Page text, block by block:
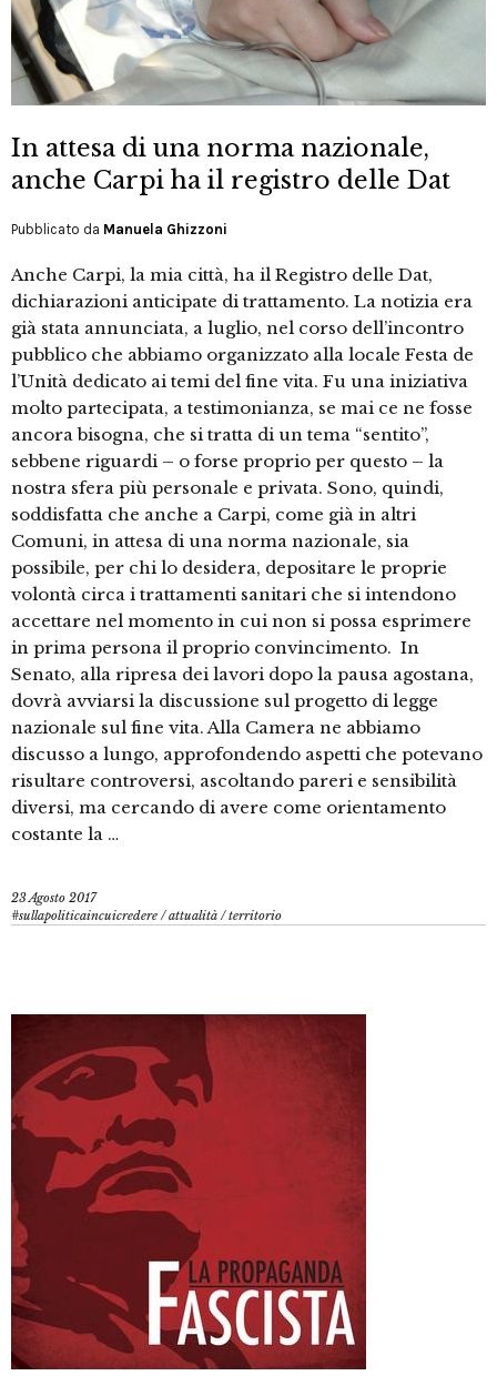
In attesa di una norma nazionale,
anche Carpi ha il registro delle Dat
Pubblicato da Manuela Ghizzoni
Anche Carpi, la mia città, ha il Registro delle Dat,
dichiarazioni anticipate di trattamento. La notizia era
già stata annunciata, a luglio, nel corso dell’incontro
pubblico che abbiamo organizzato alla locale Festa de
l’Unità dedicato ai temi del fine vita. Fu una iniziativa
molto partecipata, a testimonianza, se mai ce ne fosse
ancora bisogna, che si tratta di un tema “sentito”,
sebbene riguardi – o forse proprio per questo – la
nostra sfera più personale e privata. Sono, quindi,
soddisfatta che anche a Carpi, come già in altri
Comuni, in attesa di una norma nazionale, sia
possibile, per chi lo desidera, depositare le proprie
volontà circa i trattamenti sanitari che si intendono
accettare nel momento in cui non si possa esprimere
in prima persona il proprio convincimento. In
Senato, alla ripresa dei lavori dopo la pausa agostana,
dovrà avviarsi la discussione sul progetto di legge
nazionale sul fine vita. Alla Camera ne abbiamo
discusso a lungo, approfondendo aspetti che potevano
risultare controversi, ascoltando pareri e sensibilità
diversi, ma cercando di avere come orientamento
costante la …
23 Agosto 2017
#sullapoliticaincuicredere /attualità /territorio